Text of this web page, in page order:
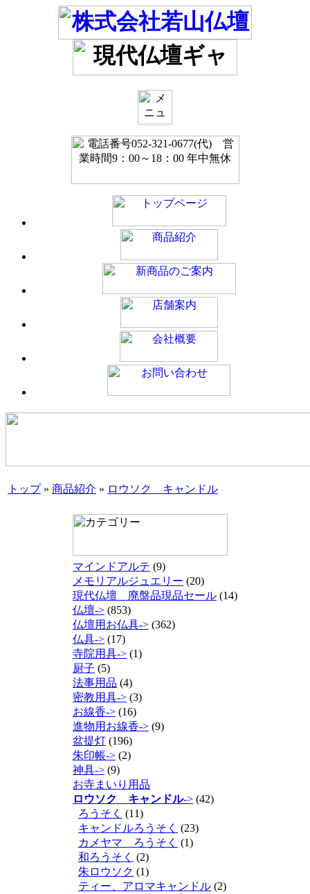
トップ» 商品紹介 » ロウソク キャンドル
マインドアルテ (9)
メモリアルジュエリー (20)
現代仏壇 廃盤品現品セール (14)
仏壇-> (853)
仏壇用お仏具-> (362)
仏具-> (17)
寺院用具-> (1)
厨子 (5)
法事用品 (4)
密教用具-> (3)
お線香-> (16)
進物用お線香-> (9)
盆提灯 (196)
朱印帳-> (2)
神具-> (9)
お寺まいり用品
ロウソク キャンドル-> (42)
ろうそく (11)
キャンドルろうそく (23)
カメヤマ ろうそく (1)
和ろうそく (2)
朱ロウソク (1)
ティー、アロマキャンドル (2)